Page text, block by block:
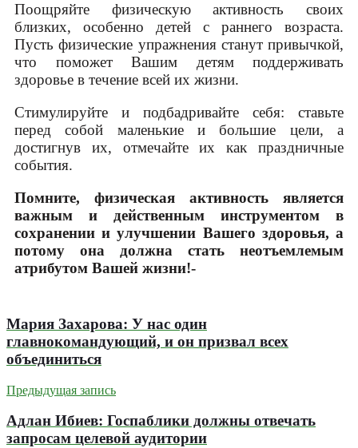
Поощряйте физическую активность своих
близких, особенно детей с раннего возраста.
Пусть физические упражнения станут привычкой,
что поможет Вашим детям поддерживать
здоровье в течение всей их жизни.
Стимулируйте и подбадривайте себя: ставьте
перед собой маленькие и большие цели, а
достигнув их, отмечайте их как праздничные
события.
Помните, физическая активность является
важным и действенным инструментом в
сохранении и улучшении Вашего здоровья, а
потому она должна стать неотъемлемым
атрибутом Вашей жизни!-
Мария Захарова: У нас один
главнокомандующий, и он призвал всех
объединиться
Предыдущая запись
Адлан Ибиев: Госпаблики должны отвечать
запросам целевой аудитории